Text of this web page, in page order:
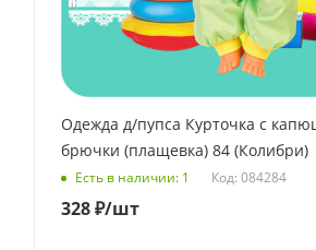
Одежда д/пупса Курточка с
брючки (плащевка) 84 (Колибри)
Есть в наличии: 1 Код: 084284
328₽/шт